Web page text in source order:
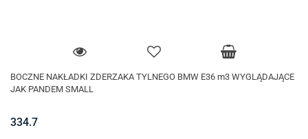
BOCZNE NAKŁADKI ZDERZAKA TYLNEGO BMW E36 m3 WYGLĄDAJĄCE
JAK PANDEM SMALL
334.7